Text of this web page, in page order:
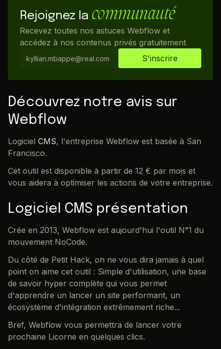
Découvrez notre avis sur
Webflow
Logiciel CMS, l'entreprise Webflow est basée à San
Francisco.
Cet outil est disponible à partir de 12 € par mois et
vous aidera à optimiser les actions de votre entreprise.
Logiciel CMS présentation
Crée en 2013, Webflow est aujourd'hui l'outil N°1 du
mouvement NoCode.
Du côté de Petit Hack, on ne vous dira jamais à quel
point on aime cet outil : Simple d'utilisation, une base
de savoir hyper complète qui vous permet
d'apprendre un lancer un site performant, un
écosystème d'intégration extrêmement riche...
Bref, Webflow vous permettra de lancer votre
prochaine Licorne en quelques clics.
Rejoignez la communauté
Recevez toutes nos astuces Webflow et
accédez à nos contenus privés gratuitement